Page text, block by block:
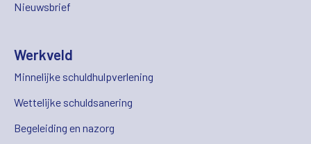
Nieuwsbrief
Werkveld
Minnelijke schuldhulpverlening
Wettelijke schuldsanering
Begeleiding en nazorg